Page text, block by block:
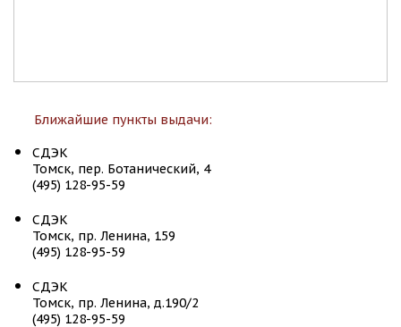
Ближайшие пункты выдачи:
СДЭК
Томск, пер. Ботанический, 4
(495) 128-95-59
СДЭК
Томск, пр. Ленина, 159
(495) 128-95-59
СДЭК
Томск, пр. Ленина, д.190/2
(495) 128-95-59